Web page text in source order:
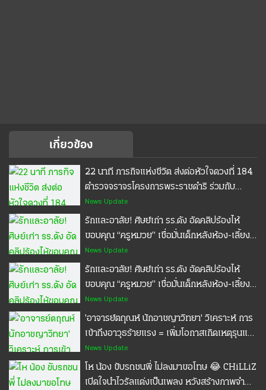
เกี่ยวข้อง
22 นาที ภารกิจแห่งชีวิต ส่งต่อหัวใจดวงที่ 184
ตำรวจจราจรโครงการพระราชดำริ ร่วมกับ
จราจรทางพิเศษ การทางพิเศษแห่งประเทศไทย
ใช้เวลา 22 นาทีทำภารกิจนำส่งอวัยวะหัวใจ ดวง
ที่ 184 จากสนามบินดอนเมืองถึง โรงพยาบาล
ศิริราช #ไทยรัฐออนไลน์
News Update
รักและอาลัย! ศิษย์เก่า รร.ดัง อัดคลิปร้องไห้
ขอบคุณ “ครูหมวย” เชื่อมั่นเด็กหลังห้อง-เลี้ยง
ข้าวตอนไม่มีตังค์ #ครูหมวย #เทพศิรินทร์
นนทบุรี #POPPU
News Update
รักและอาลัย! ศิษย์เก่า รร.ดัง อัดคลิปร้องไห้
ขอบคุณ “ครูหมวย” เชื่อมั่นเด็กหลังห้อง-เลี้ยง
ข้าวตอนไม่มีตังค์ #ครูหมวย #เทพศิรินทร์
นนทบุรี #POPPU
News Update
'อาจารย์ตฤณห์ นักอาชญาวิทยา' วิเคราะห์ การ
เข้าถึงอาวุธร้ายแรง = เพิ่มโอกาสเกิดเหตุรุนแรง
#เทพศิรินทร์นนทบุรี #กราดยิง #POPPU
News Update
โห น้อง ขับรถชนพี่ ไม่ลงมาขอโทษ 😂 CHiLLiZ
เปิดใจนำไวรัลแต่งเป็นเพลง หวังสร้างภาพจำ